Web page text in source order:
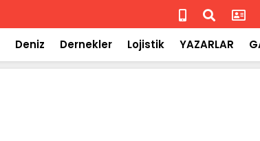
Isuzu'nun Fransa'daki
Deniz Dernekler Lojistik YAZARLAR